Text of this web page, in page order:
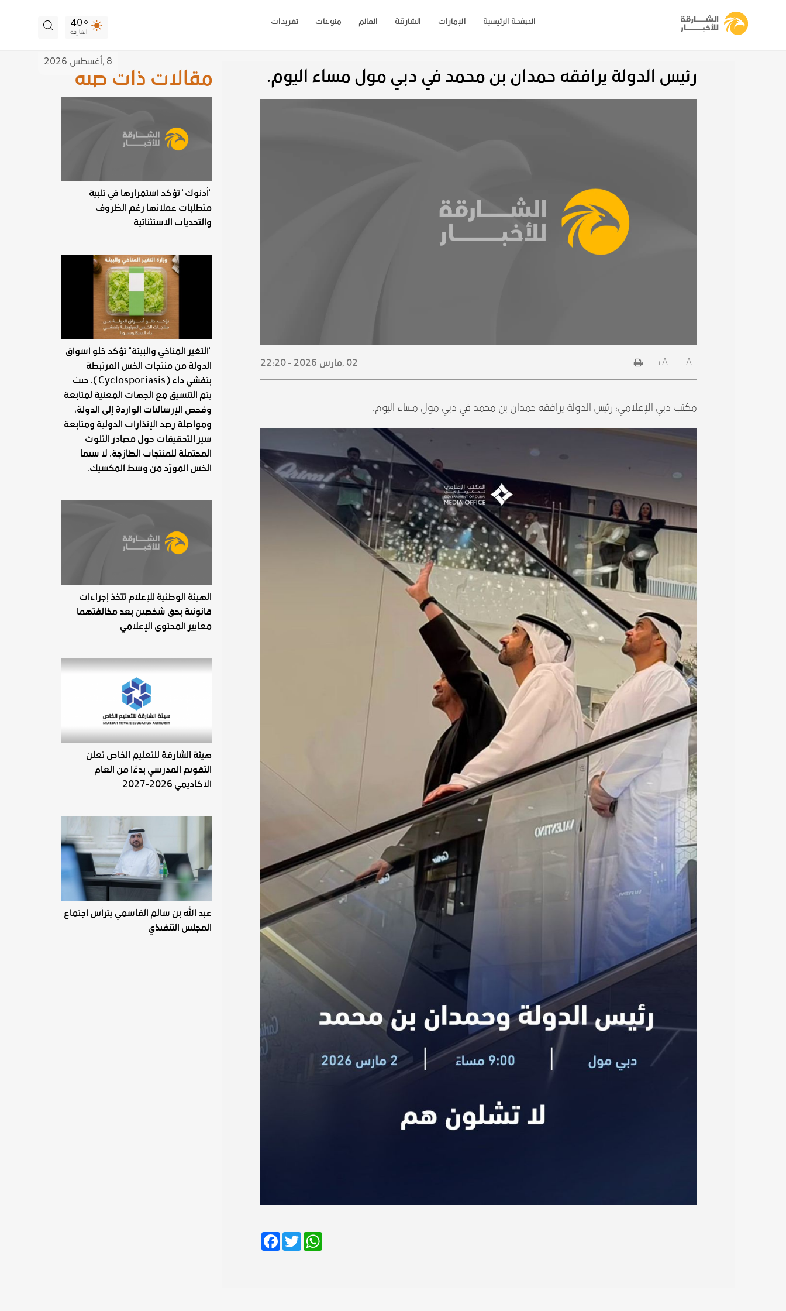
40
الشارقة
تغريدات منوعات العالم الشارقة الإمارات الصفحة الرئيسية
8 , أغسطس 2026
مقالات ذات صلة
"أدنوك" تؤكد استمرارها في تلبية
متطلبات عملائها رغم الظروف
والتحديات الاستثنائية
"التغير المناخي والبيئة" تؤكد خلو أسواق
الدولة من منتجات الخس المرتبطة
بتفشي داء (Cyclosporiasis)، حيث
يتم التنسيق مع الجهات المعنية لمتابعة
وفحص الإرساليات الواردة إلى الدولة،
ومواصلة رصد الإنذارات الدولية ومتابعة
سير التحقيقات حول مصادر التلوث
المحتملة للمنتجات الطازجة، لا سيما
الخس المورّد من وسط المكسيك.
الهيئة الوطنية للإعلام تتخذ إجراءات
قانونية بحق شخصين بعد مخالفتهما
معايير المحتوى الإعلامي
هيئة الشارقة للتعليم الخاص تعلن
التقويم المدرسي بدءًا من العام
الأكاديمي 2026-2027
عبد الله بن سالم القاسمي يترأس اجتماع
المجلس التنفيذي
رئيس الدولة يرافقه حمدان بن محمد في دبي مول مساء اليوم.
A-
A+
02 , مارس 2026 - 22:20
مكتب دبي الإعلامي: رئيس الدولة يرافقه حمدان بن محمد في دبي مول مساء اليوم.
Facebook
TwitterWhatsApp